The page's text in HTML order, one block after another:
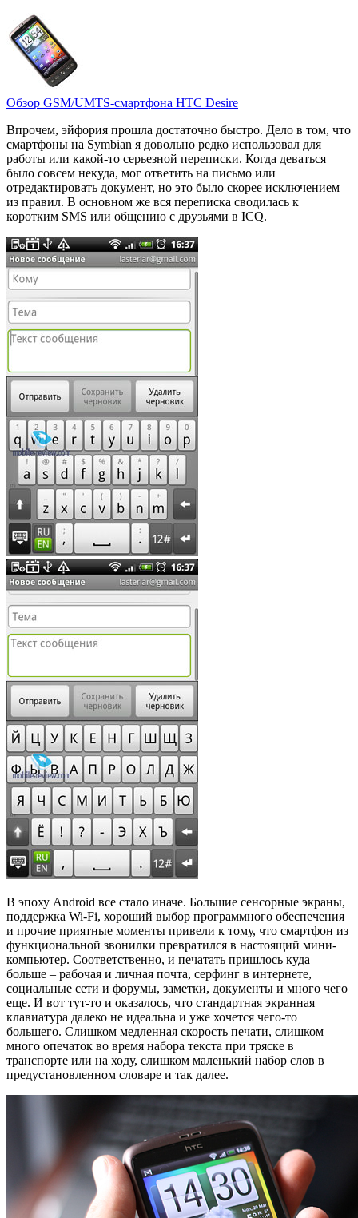
Обзор GSM/UMTS-смартфона HTC Desire
Впрочем, эйфория прошла достаточно быстро. Дело в том, что
смартфоны на Symbian я довольно редко использовал для
работы или какой-то серьезной переписки. Когда деваться
было совсем некуда, мог ответить на письмо или
отредактировать документ, но это было скорее исключением
из правил. В основном же вся переписка сводилась к
коротким SMS или общению с друзьями в ICQ.
В эпоху Android все стало иначе. Большие сенсорные экраны,
поддержка Wi-Fi, хороший выбор программного обеспечения
и прочие приятные моменты привели к тому, что смартфон из
функциональной звонилки превратился в настоящий мини-
компьютер. Соответственно, и печатать пришлось куда
больше – рабочая и личная почта, серфинг в интернете,
социальные сети и форумы, заметки, документы и много чего
еще. И вот тут-то и оказалось, что стандартная экранная
клавиатура далеко не идеальна и уже хочется чего-то
большего. Слишком медленная скорость печати, слишком
много опечаток во время набора текста при тряске в
транспорте или на ходу, слишком маленький набор слов в
предустановленном словаре и так далее.